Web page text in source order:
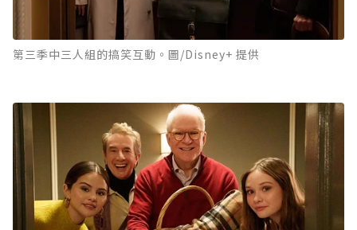
第三季中三人組的搞笑互動。圖/Disney+ 提供